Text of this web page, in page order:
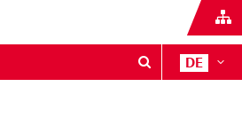
DE